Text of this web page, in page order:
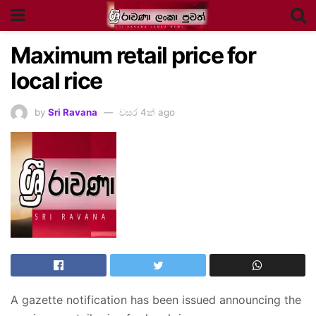
Maximum retail price for
local rice
by Sri Ravana වසර 4ක් ago
A gazette notification has been issued announcing the